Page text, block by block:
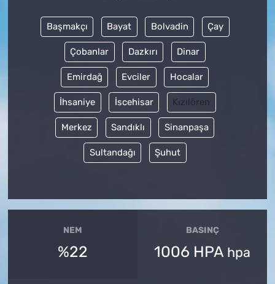
Başmakçı Bayat Bolvadin Çay
Çobanlar Dazkırı Dinar
Emirdağ Evciler Hocalar
İhsaniye İscehisar Kızılören
Merkez Sandıklı Sinanpaşa
Sultandağı Şuhut
NEM
%22
BASINÇ
1006 HPA hpa